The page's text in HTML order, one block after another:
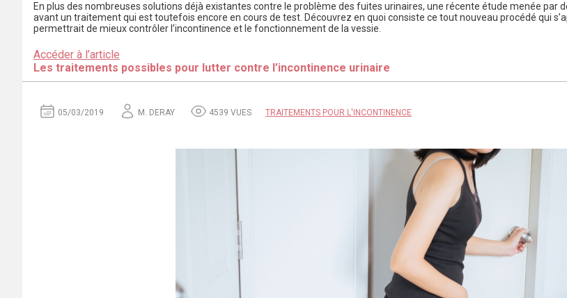
En plus des nombreuses solutions déjà existantes contre le problème des fuites urinaires, une récente étude menée par
avant un traitement qui est toutefois encore en cours de test. Découvrez en quoi consiste ce tout nouveau procédé qui
permettrait de mieux contrôler l’incontinence et le fonctionnement de la vessie.
Accéder à l’article
Les traitements possibles pour lutter contre l’incontinence urinaire
05/03/2019 M. DERAY 4539 VUES TRAITEMENTS POUR L'INCONTINENCE